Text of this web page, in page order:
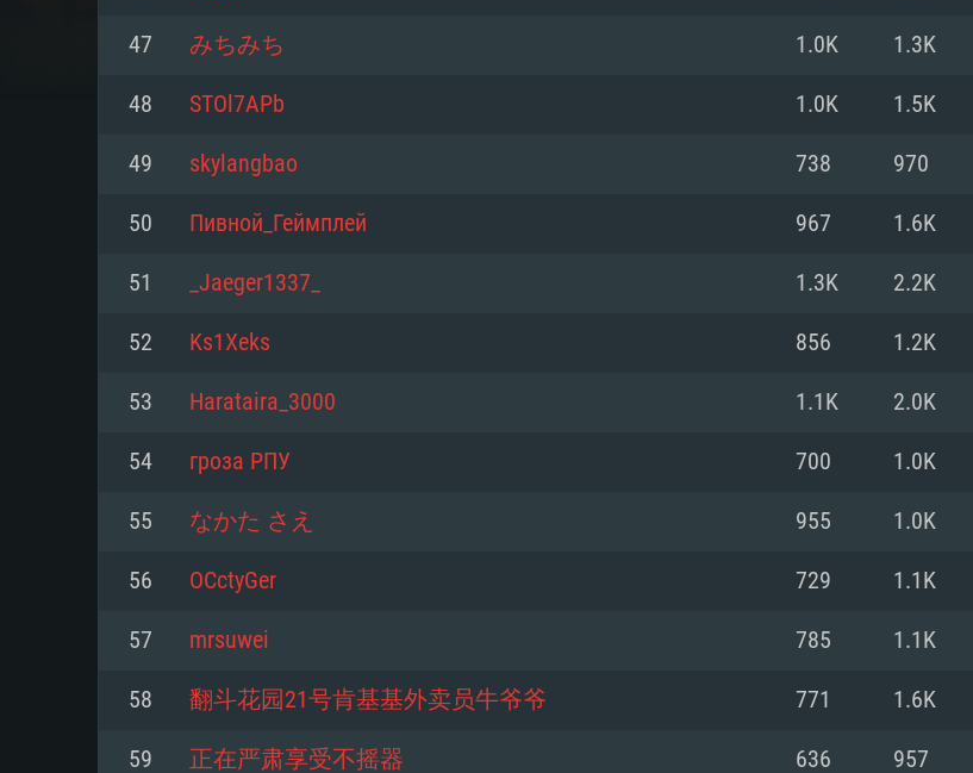
시스템 요구
PC MAC
최소사양
운영체제: Windows 10 (64 bit)
프로세서: 2.2 GHz 듀얼코어 이상
메모리: 4GB
그래픽 카드: DirectX 11 이상을 지원하는 AMD
해상도: 720p
네트워크: 브로드밴드 인터넷
여유 저장 공간: 22.1 GB (최소 클라이언트)
권장
운영체제:
프로세서:
메모리: 16
그래픽 카
최소사양
운영체제: Mac OS Big Sur 11.0
프로세서: 최소 2.2 GHz의 Core i5 (Intel Xeon 은 지
(Mac), 혹은 이와 비슷한 성능을 가지는 Mac 버전
의 AMD/Nvidia. 최소 해상도: 720p
네트워크: 브로드밴드 인터넷
여유 저장 공간: 22.1 GB (최소 클라이언트)
권장
운영체제:
프로세서:
상
네트워크:
여유 저장
최소사양
운영체제: 64bit Linux 중 최신 버전
프로세서: 2.4 GHz 듀얼코어
메모리: 4 GB
그래픽 카드: Vulkan 을 지원하고, 최신 그래픽 드라
와 동급의 성능을 가지며 최신 그래픽 드라이버를
지원하는 AMD (6개월 미만; 최소사양 지원 해상도
권장
운영체제:
프로세서:
메모리: 16
그래픽 카
와 동급의
지원하는
47 みちみち 1.0K 1.3K
48 STOl7APb 1.0K 1.5K
49 skylangbao 738 970
50 Пивной_Геймплей 967 1.6K
51 _Jaeger1337_ 1.3K 2.2K
52 Ks1Xeks 856 1.2K
53 Harataira_3000 1.1K 2.0K
54 гроза РПУ 700 1.0K
55 なかた さえ 955 1.0K
56 OCctyGer 729 1.1K
57 mrsuwei 785 1.1K
58 翻斗花园21号肯基基外卖员牛爷爷 771 1.6K
59 正在严肃享受不摇器 636 957